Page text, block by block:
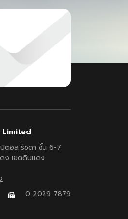
Limited
ปิตอล รัชดา ชั้น 6-7
ง เขตดินแดง
0 2029 7879